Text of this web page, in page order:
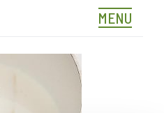
MENU